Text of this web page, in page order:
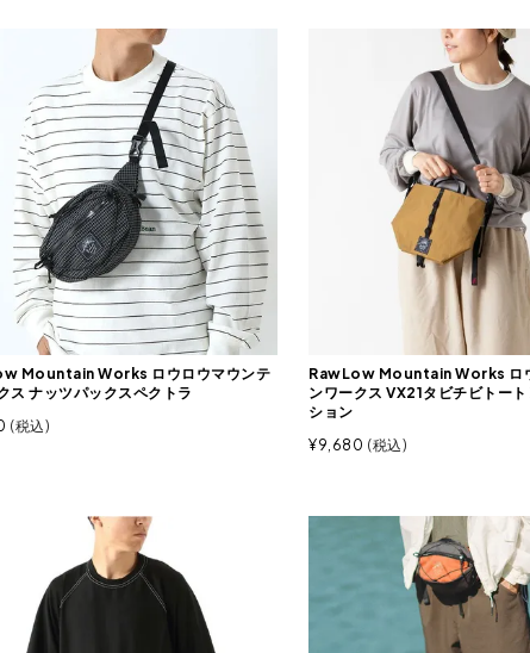
Mountain Works ロウロウマウンテ
ス ナッツパックスペクトラ
税込
RawLow Mountain Works ロ
ンワークス VX21タビチビトー
ション
¥9,680 税込